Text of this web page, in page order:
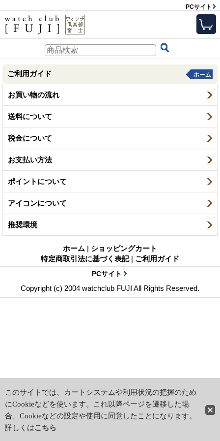
PCサイト
ご利用ガイド ホーム
お買い物の流れ
送料について
税金について
お支払い方法
ポイントについて
アイコンについて
推奨環境
ホーム | ショッピングカート
特定商取引法に基づく表記 | ご利用ガイド
PCサイト
Copyright (c) 2004 watchclub FUJI All Rights Reserved.
このサイトでは、カートシステムや利用状況の把握のため
にCookieなどを使います。これ以降ページを遷移した場
合、Cookieなどの設定や使用に同意したことになります。
詳しくはこちら